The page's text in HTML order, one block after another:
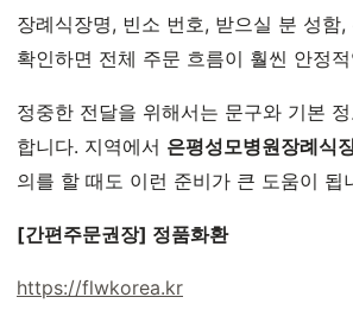
장례식장명, 빈소 번호, 받으실 분 성함,
확인하면 전체 주문 흐름이 훨씬 안정
정중한 전달을 위해서는 문구와 기본
합니다. 지역에서 은평성모병원장례식
의를 할 때도 이런 준비가 큰 도움이 됩
[간편주문권장] 정품화환
https://flwkorea.kr